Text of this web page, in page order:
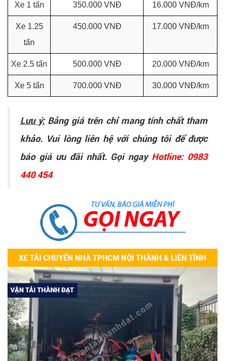
Xe 1 tấn 350.000 VNĐ 16.000 VNĐ/km
Xe 1.25
tấn
450.000 VNĐ 17.000 VNĐ/km
Xe 2.5 tấn 500.000 VNĐ 20.000 VNĐ/km
Xe 5 tấn 700.000 VNĐ 30.000 VNĐ/km
Lưu ý:Bảng giá trên chỉ mang tính chất tham
khảo. Vui lòng liên hệ với chúng tôi để được
báo giá ưu đãi nhất. Gọi ngay Hotline: 0983
440 454